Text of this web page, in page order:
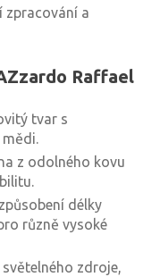
zpracování a
Raffael
tvar s
z odolného kovu
délky
různě vysoké
zdroje,